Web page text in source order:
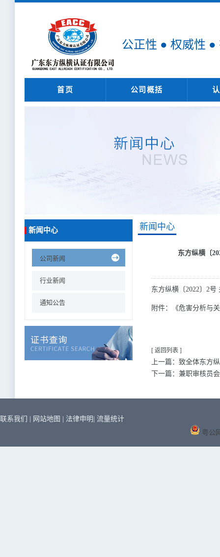
公正性 ● 权威性
首页 公司概括
新闻中心
公司新闻
行业新闻
通知公告
新闻中心
东方纵横〔
东方纵横〔2022〕2
附件：《危害分析与
[ 返回列表 ]
上一篇：致全体东方
下一篇：兼职审核员
联系我们 网站地图 法律申明
流量统计
粤公